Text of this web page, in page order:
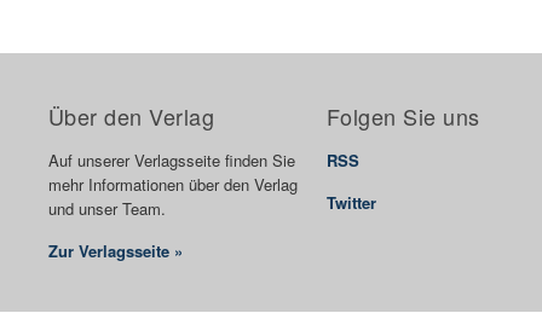
Über den Verlag
Auf unserer Verlagsseite finden Sie
mehr Informationen über den Verlag
und unser Team.
Zur Verlagsseite »
Folgen Sie uns
RSS
Twitter